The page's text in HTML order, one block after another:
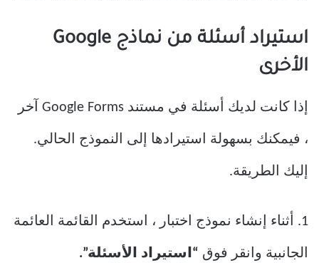
استيراد أسئلة من نماذج Google
الأخرى
إذا كانت لديك أسئلة في مستند Google Forms آخر
، فيمكنك بسهولة استيرادها إلى النموذج الحالي.
إليك الطريقة.
1. أثناء إنشاء نموذج اختبار ، استخدم القائمة العائمة
الجانبية وانقر فوق “استيراد الأسئلة”.